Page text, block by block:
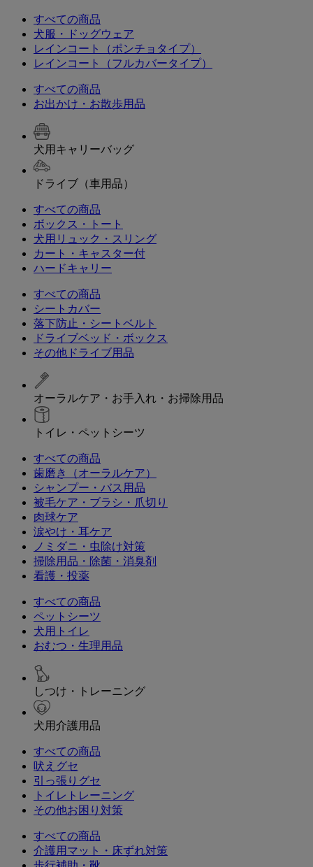
すべての商品
犬服・ドッグウェア
レインコート（ポンチョタイプ）
レインコート（フルカバータイプ）
すべての商品
お出かけ・お散歩用品
犬用キャリーバッグ
ドライブ（車用品）
すべての商品
ボックス・トート
犬用リュック・スリング
カート・キャスター付
ハードキャリー
すべての商品
シートカバー
落下防止・シートベルト
ドライブベッド・ボックス
その他ドライブ用品
オーラルケア・お手入れ・お掃除用品
トイレ・ペットシーツ
すべての商品
歯磨き（オーラルケア）
シャンプー・バス用品
被毛ケア・ブラシ・爪切り
肉球ケア
涙やけ・耳ケア
ノミダニ・虫除け対策
掃除用品・除菌・消臭剤
看護・投薬
すべての商品
ペットシーツ
犬用トイレ
おむつ・生理用品
しつけ・トレーニング
犬用介護用品
すべての商品
吠えグセ
引っ張りグセ
トイレトレーニング
その他お困り対策
すべての商品
介護用マット・床ずれ対策